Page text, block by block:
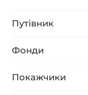
Путівник
Фонди
Покажчики